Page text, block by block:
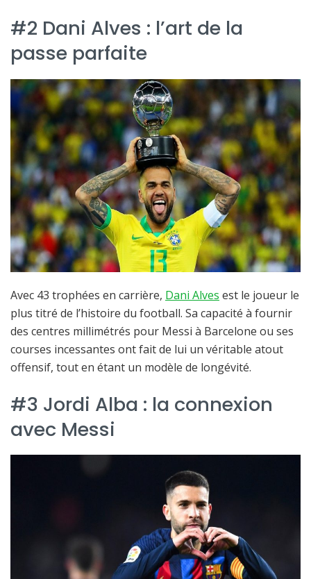
#2 Dani Alves : l’art de la
passe parfaite
Avec 43 trophées en carrière, Dani Alves est le joueur le
plus titré de l’histoire du football. Sa capacité à fournir
des centres millimétrés pour Messi à Barcelone ou ses
courses incessantes ont fait de lui un véritable atout
offensif, tout en étant un modèle de longévité.
#3 Jordi Alba : la connexion
avec Messi